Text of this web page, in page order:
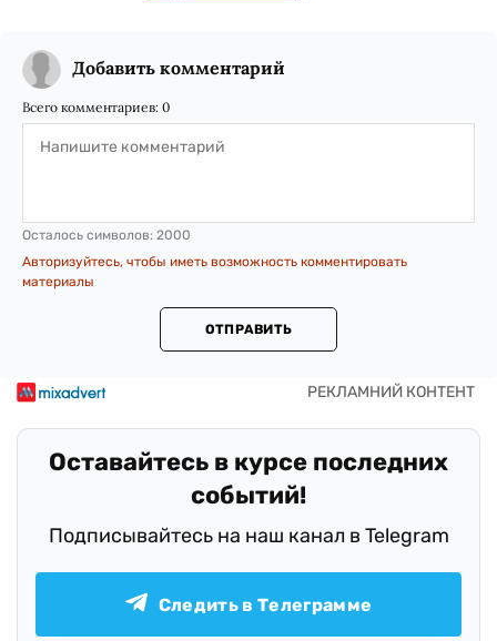
Добавить комментарий
Всего комментариев: 0
Осталось символов: 2000
Авторизуйтесь, чтобы иметь возможность комментировать
материалы
ОТПРАВИТЬ
Оставайтесь в курсе последних
событий!
Подписывайтесь на наш канал в Telegram
Следить в Телеграмме